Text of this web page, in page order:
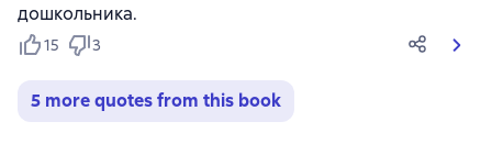
дошкольника.
15 3
5 more quotes from this book